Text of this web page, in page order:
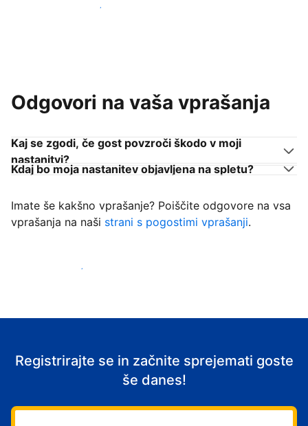
Pridruži se drugim gostiteljem
Odgovori na vaša vprašanja
Kaj se zgodi, če gost povzroči škodo v moji
nastanitvi?
Kdaj bo moja nastanitev objavljena na spletu?
Imate še kakšno vprašanje? Poiščite odgovore na vsa
vprašanja na naši strani s pogostimi vprašanji.
Začni sprejemati goste
Registrirajte se in začnite sprejemati goste
še danes!